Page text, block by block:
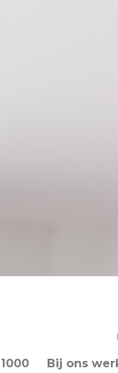
Bij ons